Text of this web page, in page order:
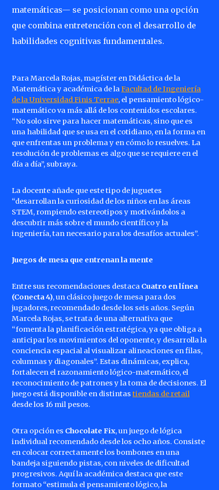
matemáticas— se posicionan como una opción
que combina entretención con el desarrollo de
habilidades cognitivas fundamentales.
Para Marcela Rojas, magíster en Didáctica de la
Matemática y académica de laFacultad de Ingeniería
de la Universidad Finis Terrae, el pensamiento lógico-
matemático va más allá de los contenidos escolares.
“No solo sirve para hacer matemáticas, sino que es
una habilidad que se usa en el cotidiano, en la forma en
que enfrentas un problema y en cómo lo resuelves. La
resolución de problemas es algo que se requiere en el
día a día”, subraya.
La docente añade que este tipo de juguetes
“desarrollan la curiosidad de los niños en las áreas
STEM, rompiendo estereotipos y motivándolos a
descubrir más sobre el mundo científico y la
ingeniería, tan necesario para los desafíos actuales”.
Juegos de mesa que entrenan la mente
Entre sus recomendaciones destaca Cuatro en línea
(Conecta 4), un clásico juego de mesa para dos
jugadores, recomendado desde los seis años. Según
Marcela Rojas, se trata de una alternativa que
“fomenta la planificación estratégica, ya que obliga a
anticipar los movimientos del oponente, y desarrolla la
conciencia espacial al visualizar alineaciones en filas,
columnas y diagonales”. Estas dinámicas, explica,
fortalecen el razonamiento lógico-matemático, el
reconocimiento de patrones y la toma de decisiones. El
juego está disponible en distintas tiendas de retail
desde los 16 mil pesos.
Otra opción es Chocolate Fix, un juego de lógica
individual recomendado desde los ocho años. Consiste
en colocar correctamente los bombones en una
bandeja siguiendo pistas, con niveles de dificultad
progresivos. Aquí la académica destaca que este
formato “estimula el pensamiento lógico, la